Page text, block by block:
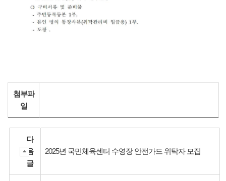
첨부파
일
다
음
글
2025년 국민체육센터 수영장 안전가드 위탁자 모집